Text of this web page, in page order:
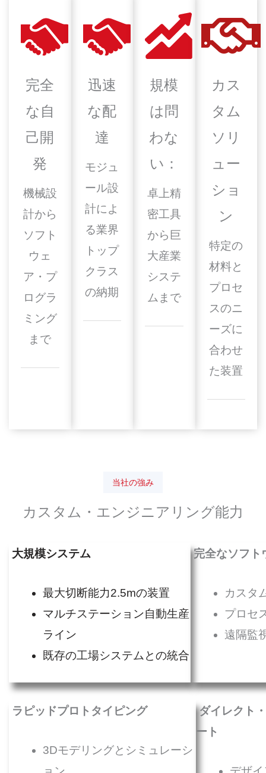
完全
な自
己開
発
機械設
計から
ソフト
ウェ
ア・プ
ログラ
ミング
まで
迅速
な配
達
モジュ
ール設
計によ
る業界
トップ
クラス
の納期
規模
は問
わな
い：
卓上精
密工具
から巨
大産業
システ
ムまで
カス
タム
ソリ
ュー
ショ
ン
特定の
材料と
プロセ
スのニ
ーズに
合わせ
た装置
当社の強み
カスタム・エンジニアリング能力
大規模システム
最大切断能力2.5mの装置
マルチステーション自動生産
ライン
既存の工場システムとの統合
完全なソフト
カスタ
プロセ
遠隔監
ラピッドプロトタイピング
3Dモデリングとシミュレーシ
ダイレクト
ート